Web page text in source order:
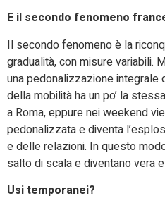
E il secondo fenomeno
Il secondo fenomeno è la
gradualità, con misure variabili.
una pedonalizzazione integrale
della mobilità ha un po’ la
a Roma, eppure nei weekend
pedonalizzata e diventa
e delle relazioni. In questo
salto di scala e diventano vera
Usi temporanei?